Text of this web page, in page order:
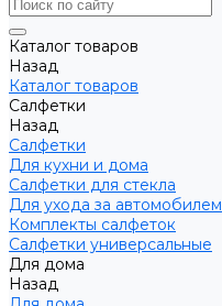
Каталог товаров
Назад
Каталог товаров
Салфетки
Назад
Салфетки
Для кухни и дома
Салфетки для стекла
Для ухода за автомобилем
Комплекты салфеток
Салфетки универсальные
Для дома
Назад